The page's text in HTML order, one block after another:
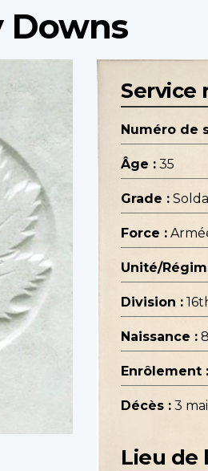
Downs
Service
Numéro de
Âge : 35
Grade :
Force :
Unité/
Division :
Naissance :
Enrôlement :
Décès : 3 mai
Lieu de